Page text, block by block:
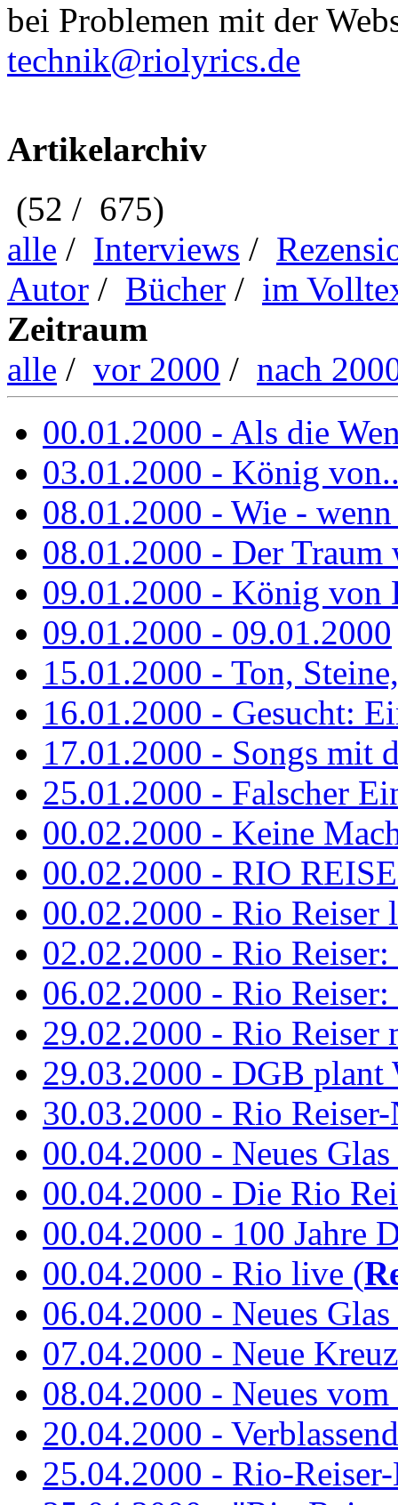
bei Problemen mit der
technik@riolyrics.de
Artikelarchiv
(52 / 675)
alle / Interviews /
Autor / Bücher / im
Zeitraum
alle / vor 2000 / nach
00.01.2000 - Als die
03.01.2000 - König
08.01.2000 - Wie -
08.01.2000 - Der Traum
09.01.2000 - König von
09.01.2000 - 09.01.2000
15.01.2000 - Ton,
16.01.2000 - Gesucht:
17.01.2000 - Songs mit
25.01.2000 - Falscher
00.02.2000 - Keine
00.02.2000 - RIO
00.02.2000 - Rio Reiser
02.02.2000 - Rio
06.02.2000 - Rio
29.02.2000 - Rio Reiser
29.03.2000 - DGB plant
30.03.2000 - Rio
00.04.2000 - Neues
00.04.2000 - Die Rio
00.04.2000 - 100 Jahre
00.04.2000 - Rio live (
06.04.2000 - Neues
07.04.2000 - Neue
08.04.2000 - Neues
20.04.2000 -
25.04.2000 - Rio-